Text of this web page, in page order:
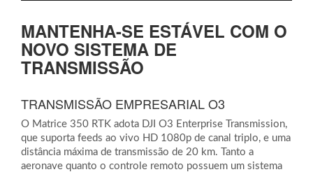
MANTENHA-SE ESTÁVEL COM O
NOVO SISTEMA DE
TRANSMISSÃO
TRANSMISSÃO EMPRESARIAL O3
O Matrice 350 RTK adota DJI O3 Enterprise Transmission,
que suporta feeds ao vivo HD 1080p de canal triplo, e uma
distância máxima de transmissão de 20 km. Tanto a
aeronave quanto o controle remoto possuem um sistema